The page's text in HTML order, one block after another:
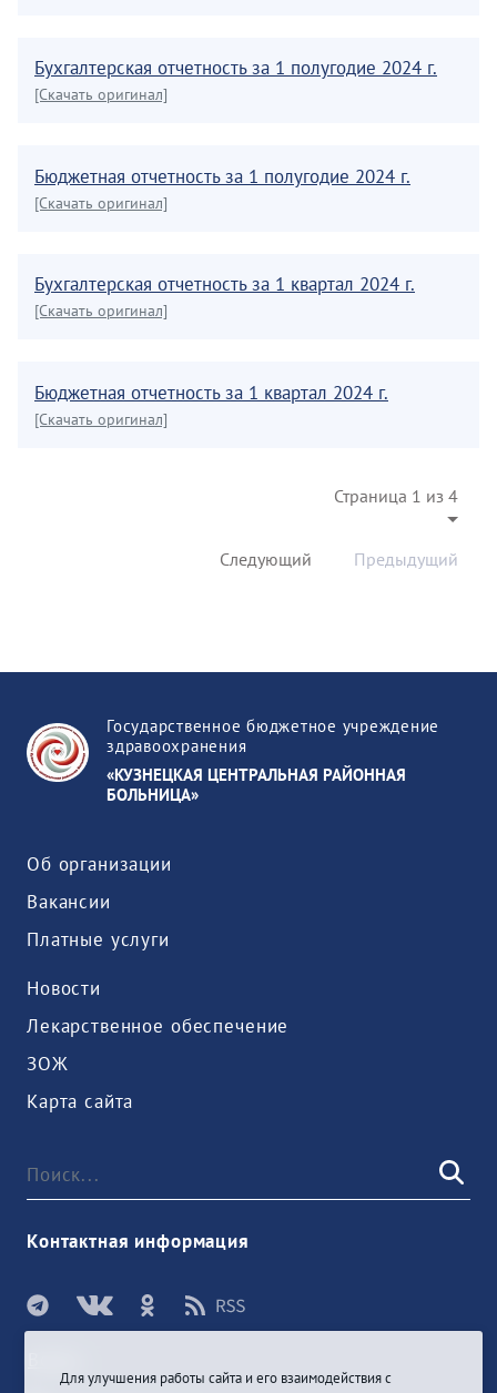
Бухгалтерская отчетность за 1 полугодие 2024 г.
[Скачать оригинал]
Бюджетная отчетность за 1 полугодие 2024 г.
[Скачать оригинал]
Бухгалтерская отчетность за 1 квартал 2024 г.
[Скачать оригинал]
Бюджетная отчетность за 1 квартал 2024 г.
[Скачать оригинал]
Страница 1 из 4
Предыдущий
Следующий
Государственное бюджетное учреждение
здравоохранения
«КУЗНЕЦКАЯ ЦЕНТРАЛЬНАЯ РАЙОННАЯ
БОЛЬНИЦА»
Об организации
Вакансии
Платные услуги
Новости
Лекарственное обеспечение
ЗОЖ
Карта сайта
Контактная информация
Для улучшения работы сайта и его взаимодействия с